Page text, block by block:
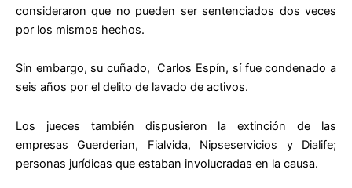
consideraron que no pueden ser sentenciados dos veces
por los mismos hechos.
Sin embargo, su cuñado, Carlos Espín, sí fue condenado a
seis años por el delito de lavado de activos.
Los jueces también dispusieron la extinción de las
empresas Guerderian, Fialvida, Nipseservicios y Dialife;
personas jurídicas que estaban involucradas en la causa.